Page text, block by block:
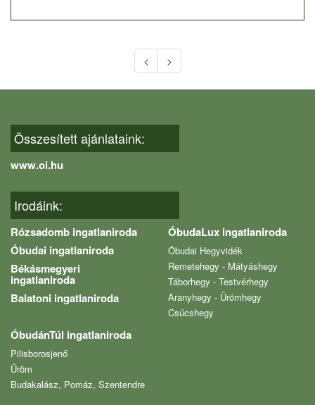
< >
Összesített ajánlataink:
www.oi.hu
Irodáink:
Rózsadomb ingatlaniroda
Óbudai ingatlaniroda
Békásmegyeri
ingatlaniroda
Balatoni ingatlaniroda
ÓbudaLux ingatlaniroda
Óbudai Hegyvidék
Remetehegy - Mátyáshegy
Táborhegy - Testvérhegy
Aranyhegy - Ürömhegy
Csúcshegy
ÓbudánTúl ingatlaniroda
Pilisborosjenő
Üröm
Budakalász, Pomáz, Szentendre